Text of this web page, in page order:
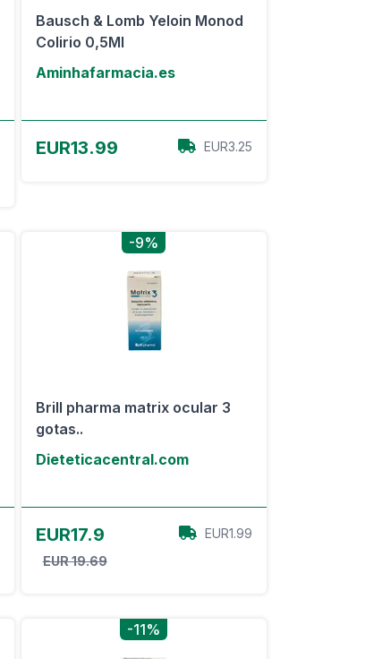
Bausch & Lomb Yeloin Monod
Colirio 0,5Ml
Aminhafarmacia.es
EUR13.99 EUR3.25
-9%
Brill pharma matrix ocular 3
gotas..
Dieteticacentral.com
EUR17.9
EUR 19.69
EUR1.99
-11%